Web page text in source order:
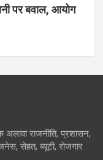
पर बवाल, आयोग
राजनीति, प्रशासन,
सेहत, ब्यूटी, रोजगार